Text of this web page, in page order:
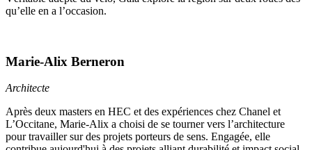
qu’elle en a l’occasion.
Marie-Alix Berneron
Architecte
Après deux masters en HEC et des expériences chez Chanel et
L’Occitane, Marie-Alix a choisi de se tourner vers l’architecture
pour travailler sur des projets porteurs de sens. Engagée, elle